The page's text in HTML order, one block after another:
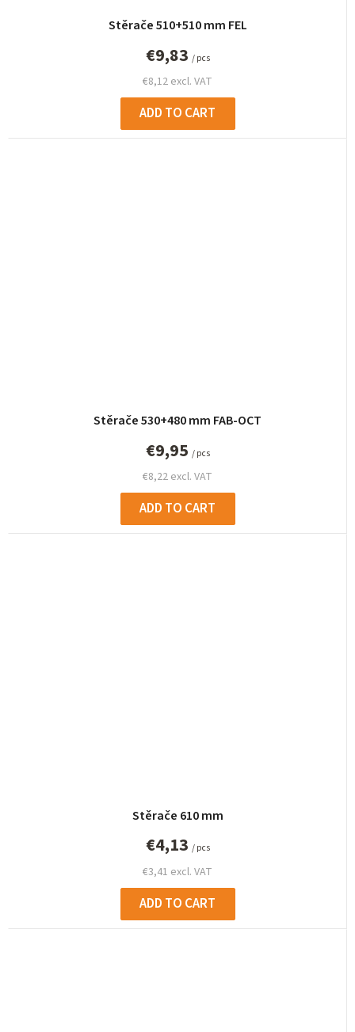
Stěrače 510+510 mm FEL
€8,12 excl. VAT
€9,83 / pcs
ADD TO CART
Stěrače 530+480 mm FAB-OCT
€8,22 excl. VAT
€9,95 / pcs
ADD TO CART
Stěrače 610 mm
€3,41 excl. VAT
€4,13 / pcs
ADD TO CART